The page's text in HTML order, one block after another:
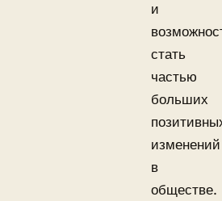
и
стать
частью
больших
изменений
в
обществе.